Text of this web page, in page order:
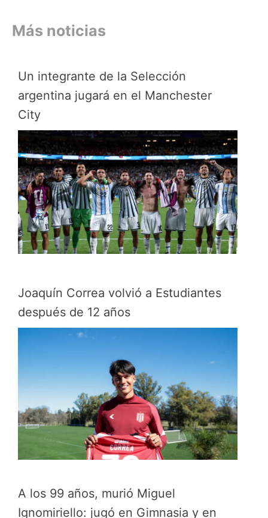
Más noticias
Un integrante de la Selección
argentina jugará en el Manchester
City
Joaquín Correa volvió a Estudiantes
después de 12 años
A los 99 años, murió Miguel
Ignomiriello: jugó en Gimnasia y en